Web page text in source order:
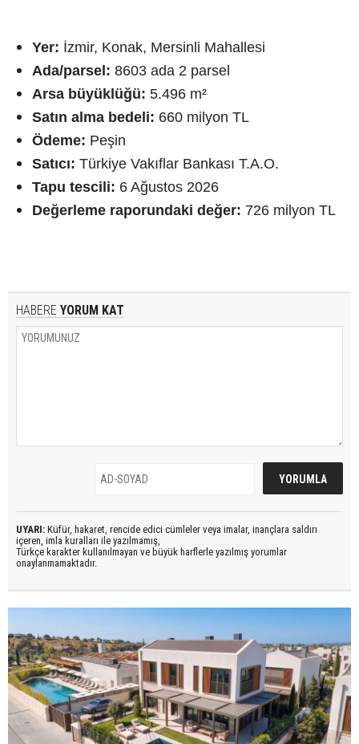
Yer: İzmir, Konak, Mersinli Mahallesi
Ada/parsel: 8603 ada 2 parsel
Arsa büyüklüğü: 5.496 m²
Satın alma bedeli: 660 milyon TL
Ödeme: Peşin
Satıcı: Türkiye Vakıflar Bankası T.A.O.
Tapu tescili: 6 Ağustos 2026
Değerleme raporundaki değer: 726 milyon TL
HABERE YORUM KAT
UYARI: Küfür, hakaret, rencide edici cümleler veya imalar, inançlara saldırı
içeren, imla kuralları ile yazılmamış,
Türkçe karakter kullanılmayan ve büyük harflerle yazılmış yorumlar
onaylanmamaktadır.